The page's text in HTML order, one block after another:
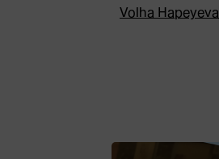
Volha Hapeyeva